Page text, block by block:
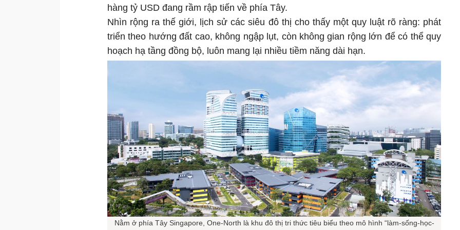
hàng tỷ USD đang rầm rập tiến về phía Tây.
Nhìn rộng ra thế giới, lịch sử các siêu đô thị cho thấy một quy luật rõ ràng: phát
triển theo hướng đất cao, không ngập lụt, còn không gian rộng lớn để có thể quy
hoạch hạ tầng đồng bộ, luôn mang lại nhiều tiềm năng dài hạn.
Nằm ở phía Tây Singapore, One-North là khu đô thị tri thức tiêu biểu theo mô hình “làm-sống-học-